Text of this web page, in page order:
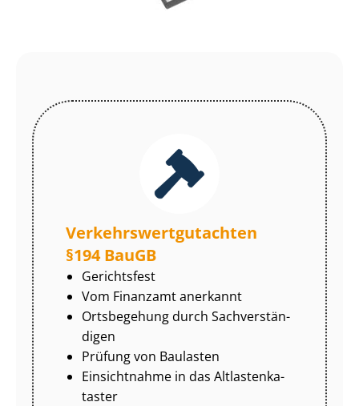
Ver­kehrs­wert­gut­ach­ten
§194 BauGB
Gerichtsfest
Vom Finanzamt anerkannt
Ortsbegehung durch Sach­ver­stän­
di­gen
Prüfung von Baulasten
Einsichtnahme in das Alt­las­ten­ka­
tas­ter